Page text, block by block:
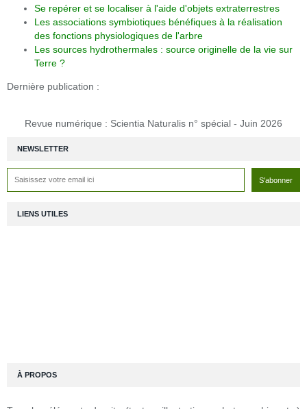
NEWSLETTER
Se repérer et se localiser à l'aide d'objets extraterrestres
Les associations symbiotiques bénéfiques à la réalisation
des fonctions physiologiques de l'arbre
Les sources hydrothermales : source originelle de la vie sur
Terre ?
Dernière publication :
Revue numérique : Scientia Naturalis n° spécial - Juin 2026
LIENS UTILES
À PROPOS